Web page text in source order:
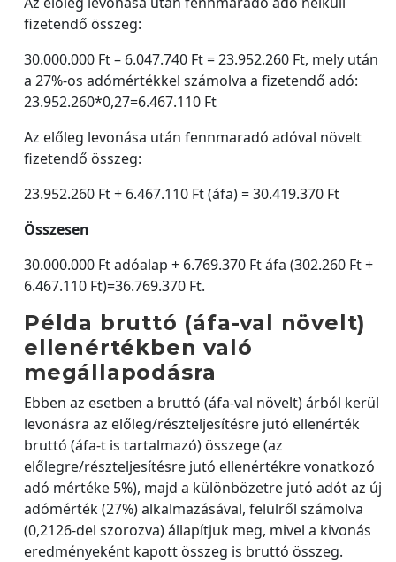
fizetendő összeg:
30.000.000 Ft – 6.047.740 Ft = 23.952.260 Ft, mely után
a 27%-os adómértékkel számolva a fizetendő adó:
23.952.260*0,27=6.467.110 Ft
Az előleg levonása után fennmaradó adóval növelt
fizetendő összeg:
23.952.260 Ft + 6.467.110 Ft (áfa) = 30.419.370 Ft
Összesen
30.000.000 Ft adóalap + 6.769.370 Ft áfa (302.260 Ft +
6.467.110 Ft)=36.769.370 Ft.
Példa bruttó (áfa-val növelt)
ellenértékben való
megállapodásra
Ebben az esetben a bruttó (áfa-val növelt) árból kerül
levonásra az előleg/részteljesítésre jutó ellenérték
bruttó (áfa-t is tartalmazó) összege (az
előlegre/részteljesítésre jutó ellenértékre vonatkozó
adó mértéke 5%), majd a különbözetre jutó adót az új
adómérték (27%) alkalmazásával, felülről számolva
(0,2126-del szorozva) állapítjuk meg, mivel a kivonás
eredményeként kapott összeg is bruttó összeg.